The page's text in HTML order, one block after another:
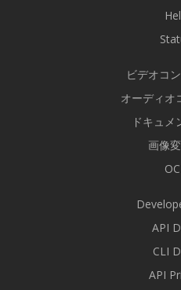
ビデオコ
オーディオ
ドキュメ
画像
API
CLI
API